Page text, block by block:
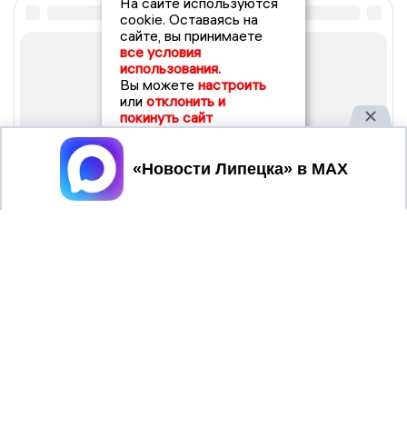
cookie. Оставаясь на
сайте, вы принимаете
все условия
использования.
Вы можете настроить
или отклонить и
покинуть сайт
Принять